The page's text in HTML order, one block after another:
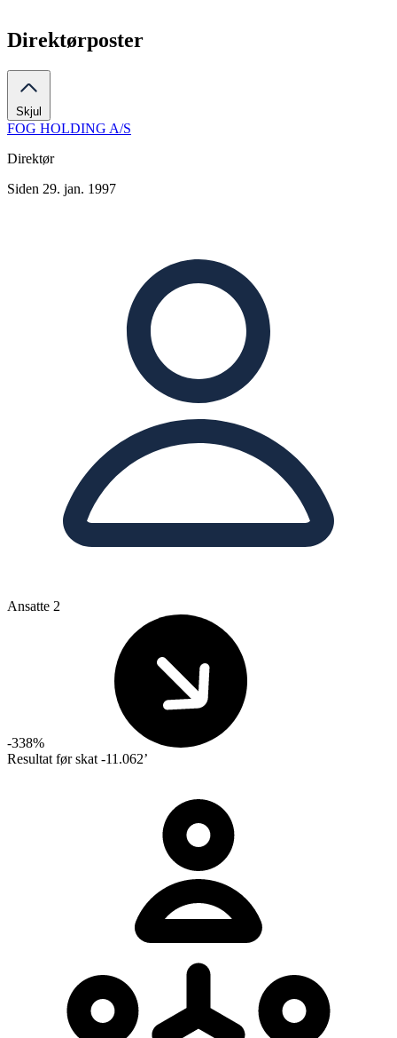
Direktørposter
Skjul
FOG HOLDING A/S
Direktør
Siden 29. jan. 1997
Ansatte 2
-338%
Resultat før skat -11.062’